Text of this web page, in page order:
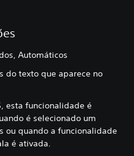
Automáticos
texto que aparece no
esta funcionalidade é
é selecionado um
ou quando a funcionalidade
é ativada.